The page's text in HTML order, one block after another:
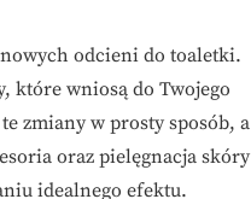
odcieni do toaletki.
które wniosą do Twojego
zmiany w prosty sposób, a
oraz pielęgnacja skóry
idealnego efektu.